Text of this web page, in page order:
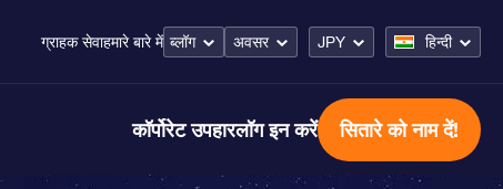
ग्राहक सेवाहमारे बारे में ब्लॉग अवसर JPY हिन्दी
कॉर्पोरेट उपहारलॉग इन करें सितारे को नाम दें!